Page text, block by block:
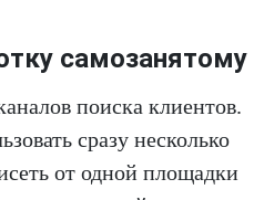
самозанятому
поиска клиентов.
сразу несколько
от одной площадки